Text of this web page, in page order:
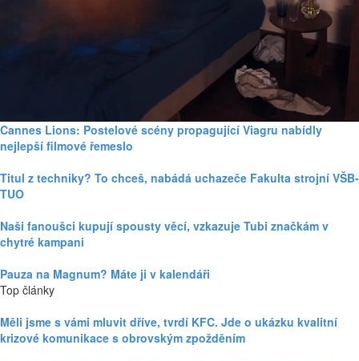
Cannes Lions: Postelové scény propagující Viagru nabídly
nejlepší filmové řemeslo
Titul z techniky? To chceš, nabádá uchazeče Fakulta strojní VŠB-
TUO
Naši fanoušci kupují spousty věcí, vzkazuje Tubi značkám v
chytré kampani
Pauza na Magnum? Máte ji v kalendáři
Top články
Měli jsme s vámi mluvit dříve, tvrdí KFC. Jde o ukázku kvalitní
krizové komunikace s obrovským zpožděním